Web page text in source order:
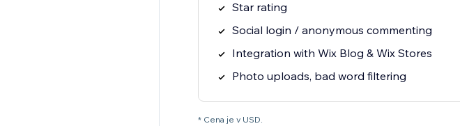
Star rating
Social login / anonymous commenting
Integration with Wix Blog & Wix Stores
Photo uploads, bad word filtering
* Cena je v USD.